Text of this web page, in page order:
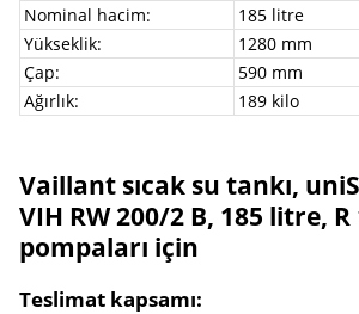
Nominal hacim:
185 litre
Yükseklik:
1280 mm
Çap:
590 mm
Ağırlık:
189 kilo
Vaillant sıcak su tankı,
VIH RW 200/2 B, 185 litre, R
pompaları için
Teslimat kapsamı: